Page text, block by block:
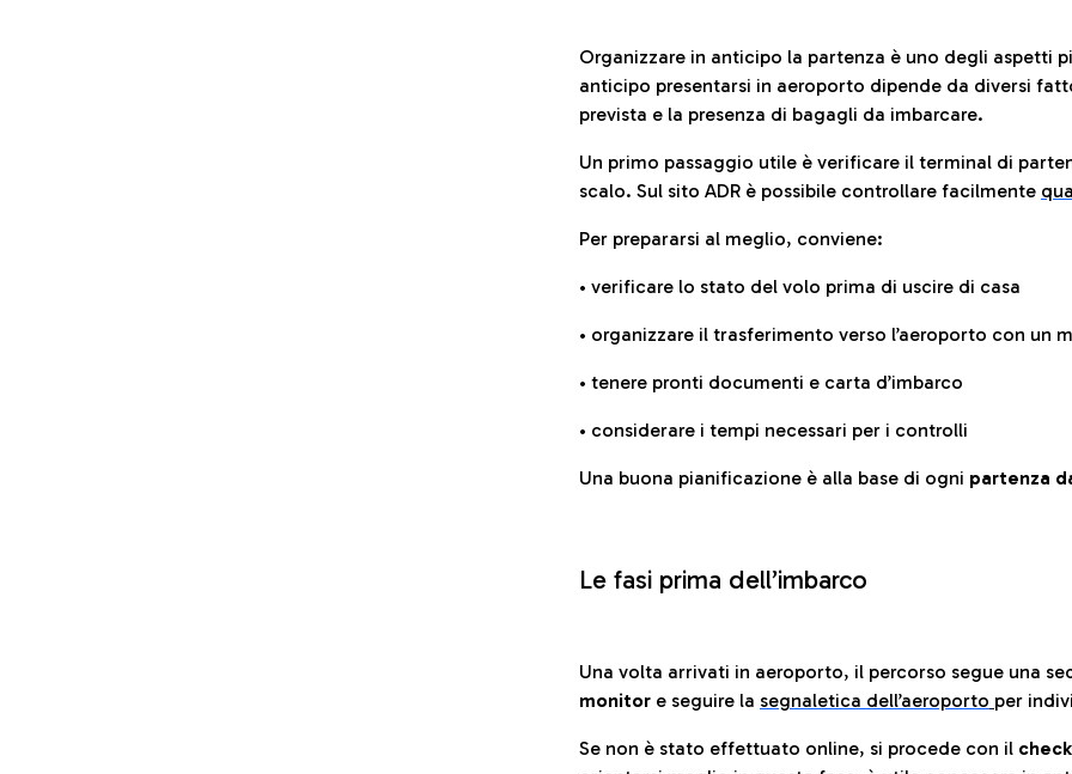
Organizzare in anticipo la partenza è uno degli aspetti
anticipo presentarsi in aeroporto dipende da diversi
prevista e la presenza di bagagli da imbarcare.
Un primo passaggio utile è verificare il terminal di
scalo. Sul sito ADR è possibile controllare facilmente
Per prepararsi al meglio, conviene:
• verificare lo stato del volo prima di uscire di casa
• organizzare il trasferimento verso l’aeroporto con un
• tenere pronti documenti e carta d’imbarco
• considerare i tempi necessari per i controlli
Una buona pianificazione è alla base di ogni partenza
Le fasi prima dell’imbarco
Una volta arrivati in aeroporto, il percorso segue una
monitor e seguire la segnaletica dell’aeroporto per
Se non è stato effettuato online, si procede con il